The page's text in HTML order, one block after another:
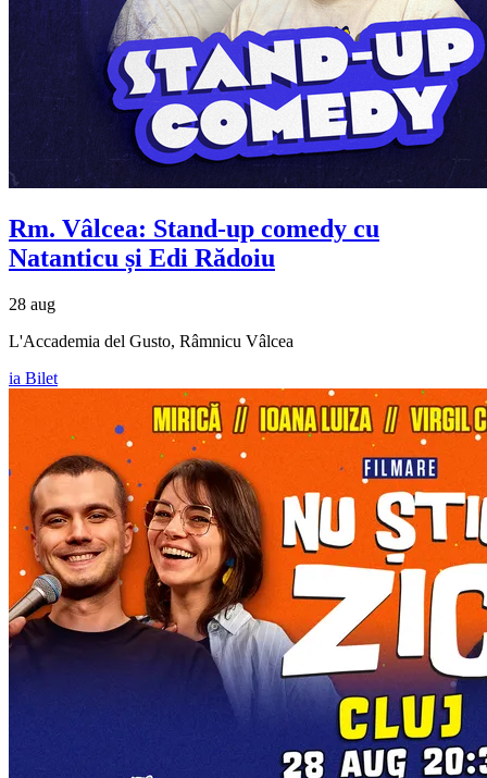
Rm. Vâlcea: Stand-up comedy cu
Natanticu și Edi Rădoiu
28 aug
L'Accademia del Gusto, Râmnicu Vâlcea
ia Bilet